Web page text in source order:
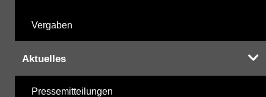
Vergaben
Aktuelles
Pressemitteilungen